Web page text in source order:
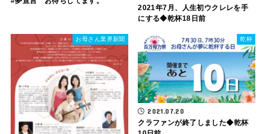
2021年7月、人生初ウクレレを手
にする◆乾杯18日前
お母さん業界新聞 乾杯
2021.07.20
クラファンが終了しました◆乾杯